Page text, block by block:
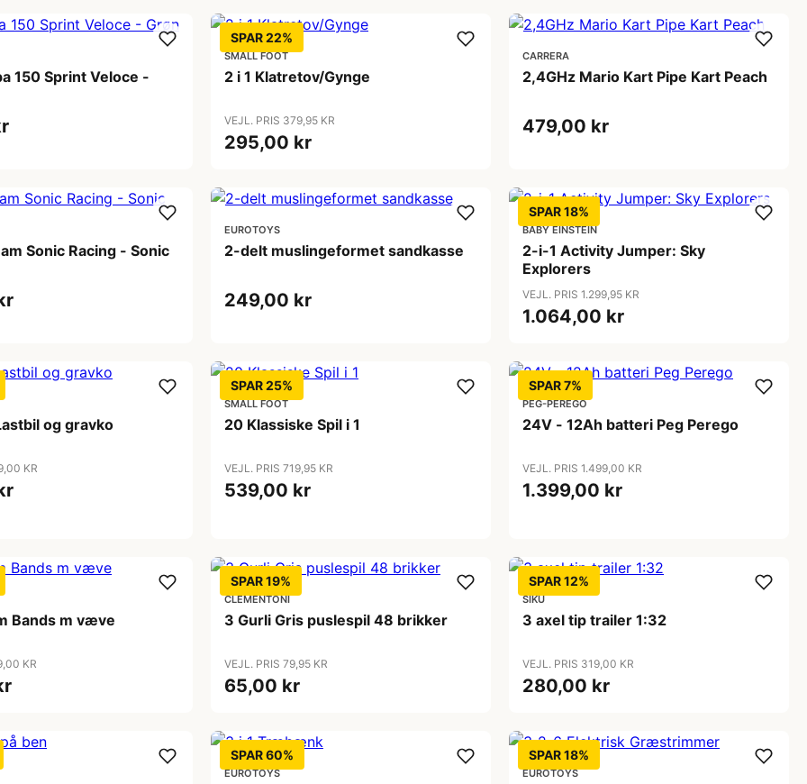
150 Sprint Veloce -
SPAR 22%
SMALL FOOT
2 i 1 Klatretov/Gynge
VEJL. PRIS 379,95 KR
295,00 kr
CARRERA
2,4GHz Mario Kart Pipe Kart Peach
479,00 kr
Sonic Racing - Sonic
EUROTOYS
2-delt muslingeformet sandkasse
249,00 kr
SPAR 18%
BABY EINSTEIN
2-i-1 Activity Jumper: Sky
Explorers
VEJL. PRIS 1.299,95 KR
1.064,00 kr
og gravko
KR
SPAR 25%
SMALL FOOT
20 Klassiske Spil i 1
VEJL. PRIS 719,95 KR
539,00 kr
SPAR 7%
PEG-PÉREGO
24V - 12Ah batteri Peg Perego
VEJL. PRIS 1.499,00 KR
1.399,00 kr
Bands m væve
KR
SPAR 19%
CLEMENTONI
3 Gurli Gris puslespil 48 brikker
VEJL. PRIS 79,95 KR
65,00 kr
SPAR 12%
SIKU
3 axel tip trailer 1:32
VEJL. PRIS 319,00 KR
280,00 kr
SPAR 60%
EUROTOYS
SPAR 18%
EUROTOYS